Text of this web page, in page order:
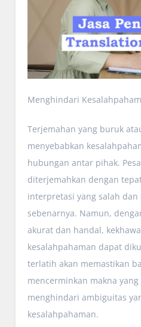
Menghindari
Terjemahan yang buruk
menyebabkan
hubungan antar pihak.
diterjemahkan dengan
interpretasi yang salah
sebenarnya. Namun,
akurat dan handal,
kesalahpahaman dapat
terlatih akan memastikan
mencerminkan makna
menghindari ambiguitas
kesalahpahaman.